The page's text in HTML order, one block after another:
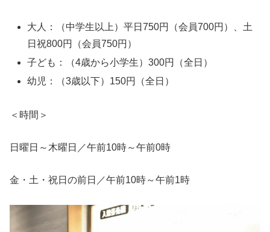
大人：（中学生以上）平日750円（会員700円）、土
日祝800円（会員750円）
子ども：（4歳から小学生）300円（全日）
幼児：（3歳以下）150円（全日）
＜時間＞
日曜日～木曜日／午前10時～午前0時
金・土・祝日の前日／午前10時～午前1時